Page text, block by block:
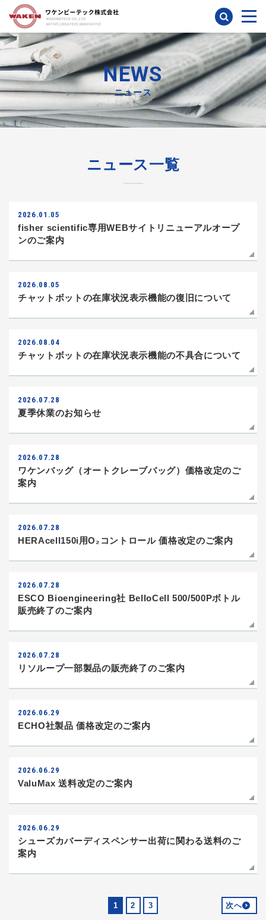
検索
NEWS
ニュース
ニュース一覧
2026.01.05
fisher scientific専用WEBサイトリニューアルオープ
ンのご案内
2026.08.05
チャットボットの在庫状況表示機能の復旧について
2026.08.04
チャットボットの在庫状況表示機能の不具合について
2026.07.28
夏季休業のお知らせ
2026.07.28
ワケンバッグ（オートクレーブバッグ）価格改定のご
案内
2026.07.28
HERAcell150i用O₂コントロール 価格改定のご案内
2026.07.28
ESCO Bioengineering社 BelloCell 500/500Pボトル
販売終了のご案内
2026.07.28
リソループ一部製品の販売終了のご案内
2026.06.29
ECHO社製品 価格改定のご案内
2026.06.29
ValuMax 送料改定のご案内
2026.06.29
シューズカバーディスペンサー出荷に関わる送料のご
案内
1 2 3 次へ